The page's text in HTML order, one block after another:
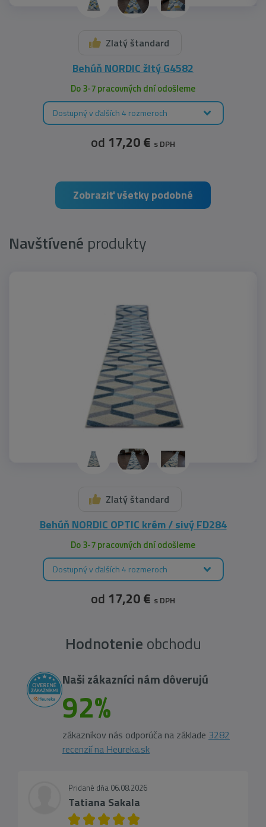
Zlatý štandard
Behúň NORDIC žltý G4582
Do 3-7 pracovných dní odošleme
Dostupný v ďalších 4 rozmeroch
od 17,20 € s DPH
Zobraziť všetky podobné
Navštívené produkty
Zlatý štandard
Behúň NORDIC OPTIC krém / sivý FD284
Do 3-7 pracovných dní odošleme
Dostupný v ďalších 4 rozmeroch
od 17,20 € s DPH
Hodnotenie obchodu
Naši zákazníci nám dôverujú
92%
zákazníkov nás odporúča na základe 3282
recenzií na Heureka.sk
Pridané dňa 06.08.2026
Tatiana Sakala